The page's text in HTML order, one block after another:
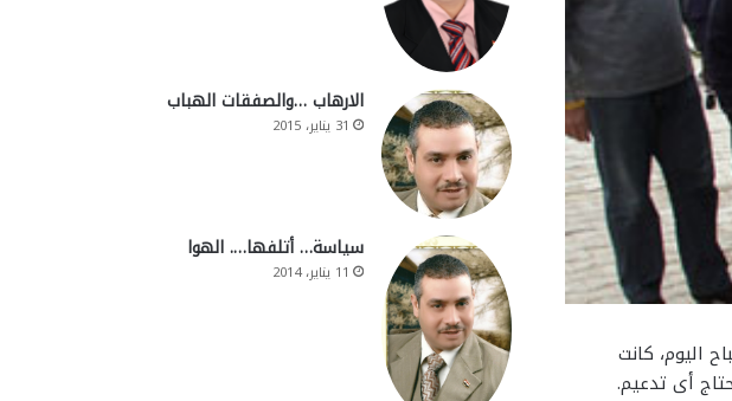
اليوم، كانت
أى تدعيم.
الارهاب …والصفقات الهباب
31 يناير، 2015
سياسة… أتلفها…. الهوا
11 يناير، 2014